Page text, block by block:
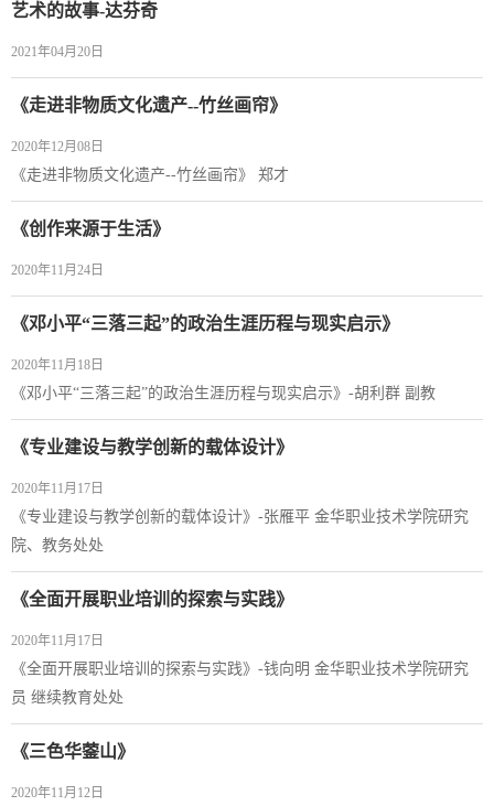
艺术的故事-达芬奇
2021年04月20日
《走进非物质文化遗产--竹丝画帘》
2020年12月08日
《走进非物质文化遗产--竹丝画帘》 郑才
《创作来源于生活》
2020年11月24日
《邓小平“三落三起”的政治生涯历程与现实启示》
2020年11月18日
《邓小平“三落三起”的政治生涯历程与现实启示》-胡利群 副教
《专业建设与教学创新的载体设计》
2020年11月17日
《专业建设与教学创新的载体设计》-张雁平 金华职业技术学院研究
院、教务处处
《全面开展职业培训的探索与实践》
2020年11月17日
《全面开展职业培训的探索与实践》-钱向明 金华职业技术学院研究
员 继续教育处处
《三色华蓥山》
2020年11月12日